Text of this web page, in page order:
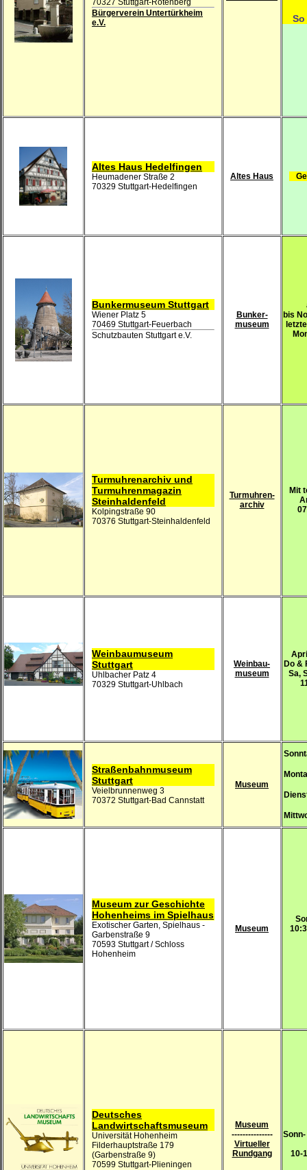
70327 Stuttgart-Rotenberg
Bürgerverein Untertürkheim
e.V.
So
Altes Haus Hedelfingen
Heumadener Straße 2
70329 Stuttgart-Hedelfingen
Altes Haus
Bunkermuseum Stuttgart
Wiener Platz 5
70469 Stuttgart-Feuerbach
Schutzbauten Stuttgart e.V.
Bunker-
museum
bis
Turmuhrenarchiv und
Turmuhrenmagazin
Steinhaldenfeld
Kolpingstraße 90
70376 Stuttgart-Steinhaldenfeld
Turmuhren-
archiv
Mit
Weinbaumuseum
Stuttgart
Uhlbacher Patz 4
70329 Stuttgart-Uhlbach
Weinbau-
museum
Do &
Sa,
Straßenbahnmuseum
Stuttgart
Veielbrunnenweg 3
70372 Stuttgart-Bad Cannstatt
Museum
Museum zur Geschichte
Hohenheims im Spielhaus
Exotischer Garten, Spielhaus -
Garbenstraße 9
70593 Stuttgart / Schloss
Hohenheim
Museum
Deutsches
Landwirtschaftsmuseum
Universität Hohenheim
Filderhauptstraße 179
(Garbenstraße 9)
70599 Stuttgart-Plieningen
Museum
---------------
Virtueller
Rundgang
10-